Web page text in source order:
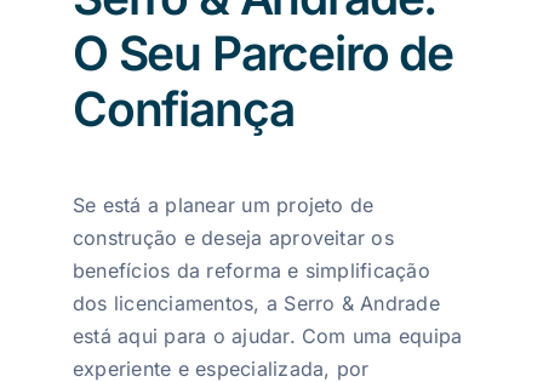
O Seu Parceiro de
Confiança
Se está a planear um projeto de
construção e deseja aproveitar os
benefícios da reforma e simplificação
dos licenciamentos, a Serro & Andrade
está aqui para o ajudar. Com uma equipa
experiente e especializada, por